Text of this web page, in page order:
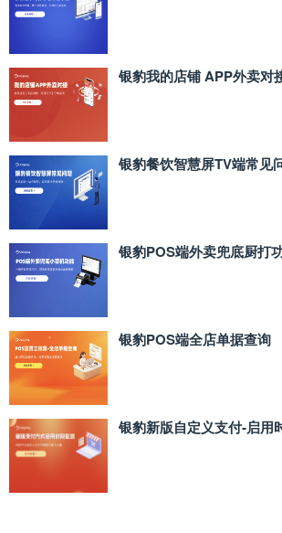
银豹我的店铺 APP外卖对
银豹餐饮智慧屏TV端常见
银豹POS端外卖兜底厨打
银豹POS端全店单据查询
银豹新版自定义支付‑启用